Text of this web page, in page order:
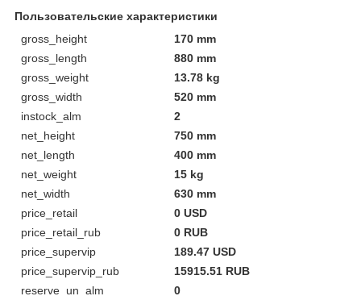
Пользовательские характеристики
gross_height
170 mm
gross_length
880 mm
gross_weight
13.78 kg
gross_width
520 mm
instock_alm
2
net_height
750 mm
net_length
400 mm
net_weight
15 kg
net_width
630 mm
price_retail
0 USD
price_retail_rub
0 RUB
price_supervip
189.47 USD
price_supervip_rub
15915.51 RUB
reserve_un_alm
0